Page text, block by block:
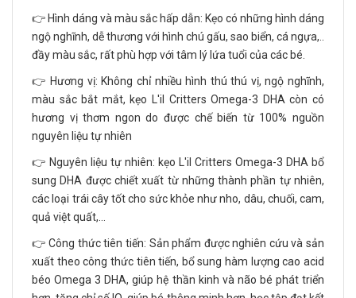
👉 Hình dáng và màu sắc hấp dẫn: Kẹo có những hình dáng
ngộ nghĩnh, dễ thương với hình chú gấu, sao biển, cá ngựa,..
đầy màu sắc, rất phù hợp với tâm lý lứa tuổi của các bé.
👉 Hương vị: Không chỉ nhiều hình thú thú vị, ngộ nghĩnh,
màu sắc bắt mắt, kẹo L'il Critters Omega-3 DHA còn có
hương vị thơm ngon do được chế biến từ 100% nguồn
nguyên liệu tự nhiên
👉 Nguyên liệu tự nhiên: kẹo L'il Critters Omega-3 DHA bổ
sung DHA được chiết xuất từ những thành phần tự nhiên,
các loại trái cây tốt cho sức khỏe như nho, dâu, chuối, cam,
quả việt quất,…
👉 Công thức tiên tiến: Sản phẩm được nghiên cứu và sản
xuất theo công thức tiên tiến, bổ sung hàm lượng cao acid
béo Omega 3 DHA, giúp hệ thần kinh và não bé phát triển